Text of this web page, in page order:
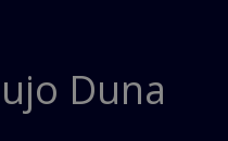
Duna